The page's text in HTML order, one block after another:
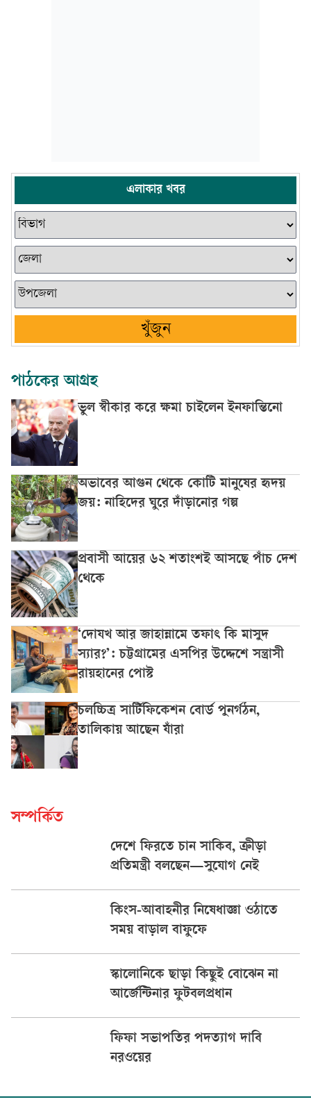
এলাকার খবর
খুঁজুন
পাঠকের আগ্রহ
ভুল স্বীকার করে ক্ষমা চাইলেন ইনফান্তিনো
অভাবের আগুন থেকে কোটি মানুষের হৃদয়
জয়: নাহিদের ঘুরে দাঁড়ানোর গল্প
প্রবাসী আয়ের ৬২ শতাংশই আসছে পাঁচ দেশ
থেকে
‘দোযখ আর জাহান্নামে তফাৎ কি মাসুদ
স্যার?’: চট্টগ্রামের এসপির উদ্দেশে সন্ত্রাসী
রায়হানের পোস্ট
চলচ্চিত্র সার্টিফিকেশন বোর্ড পুনর্গঠন,
তালিকায় আছেন যাঁরা
সম্পর্কিত
দেশে ফিরতে চান সাকিব, ক্রীড়া
প্রতিমন্ত্রী বলছেন—সুযোগ নেই
কিংস-আবাহনীর নিষেধাজ্ঞা ওঠাতে
সময় বাড়াল বাফুফে
স্কালোনিকে ছাড়া কিছুই বোঝেন না
আর্জেন্টিনার ফুটবলপ্রধান
ফিফা সভাপতির পদত্যাগ দাবি
নরওয়ের